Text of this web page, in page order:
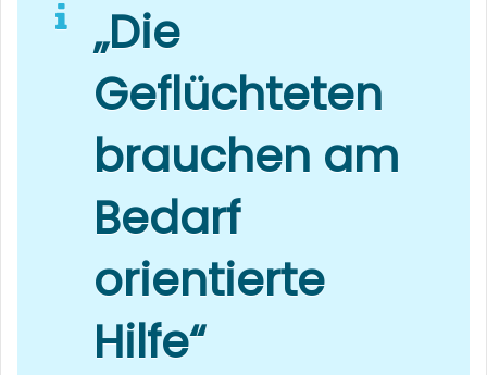
„Die
Geflüchteten
brauchen am
Bedarf
orientierte
Hilfe“